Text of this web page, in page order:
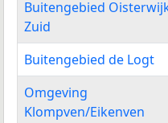
Buitengebied
Zuid
Buitengebied de Logt
Omgeving
Klompven/Eikenven